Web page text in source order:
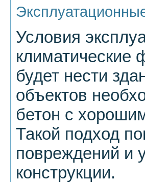
Условия
климатические
будет нести
объектов
бетон с
Такой подход
повреждений и
конструкции.